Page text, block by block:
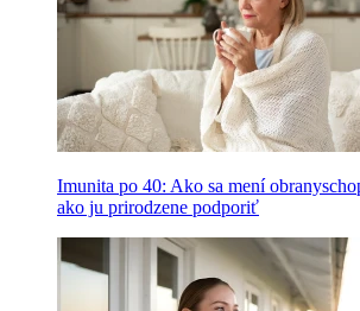
Imunita po 40: Ako sa mení
ako ju prirodzene podporiť